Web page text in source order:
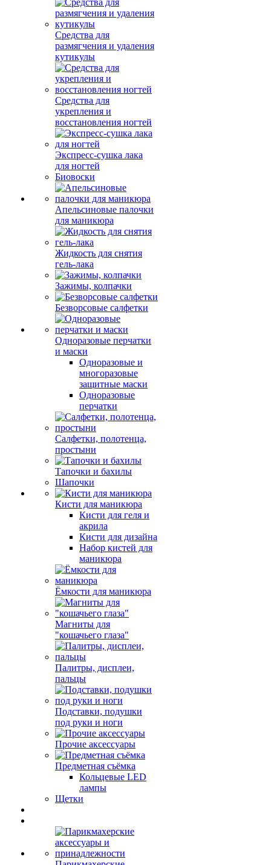
Средства для
размягчения и удаления
кутикулы
Средства для
укрепления и
восстановления ногтей
Экспресс-сушка лака
для ногтей
Биовоски
Апельсиновые палочки
для маникюра
Жидкость для снятия
гель-лака
Зажимы, колпачки
Безворсовые салфетки
Одноразовые перчатки
и маски
Одноразовые и
многоразовые
защитные маски
Одноразовые
перчатки
Салфетки, полотенца,
простыни
Тапочки и бахилы
Шапочки
Кисти для маникюра
Кисти для геля и
акрила
Кисти для дизайна
Набор кистей для
маникюра
Ёмкости для маникюра
Магниты для
"кошачьего глаза"
Палитры, дисплеи,
пальцы
Подставки, подушки
под руки и ноги
Прочие аксессуары
Предметная съёмка
Кольцевые LED
лампы
Щетки